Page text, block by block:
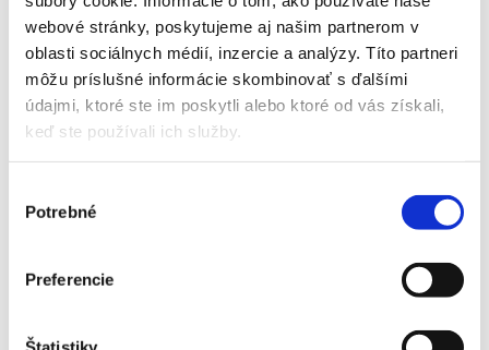
webové stránky, poskytujeme aj našim partnerom v
oblasti sociálnych médií, inzercie a analýzy. Títo partneri
môžu príslušné informácie skombinovať s ďalšími
údajmi, ktoré ste im poskytli alebo ktoré od vás získali,
keď ste používali ich služby.
súhlasu
Potrebné
Preferencie
ANGLICKO (RED & WHITES) -
FRANCÚZSKO (LES BLEUS)
Príplatky za vstupenky vyššej kategórie
Názov
kategória